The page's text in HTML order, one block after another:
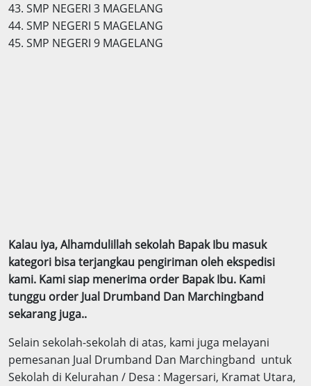
43. SMP NEGERI 3 MAGELANG
44. SMP NEGERI 5 MAGELANG
45. SMP NEGERI 9 MAGELANG
Kalau iya, Alhamdulillah sekolah Bapak Ibu masuk
kategori bisa terjangkau pengiriman oleh ekspedisi
kami. Kami siap menerima order Bapak Ibu. Kami
tunggu order Jual Drumband Dan Marchingband
sekarang juga..
Selain sekolah-sekolah di atas, kami juga melayani
pemesanan Jual Drumband Dan Marchingband untuk
Sekolah di Kelurahan / Desa : Magersari, Kramat Utara,